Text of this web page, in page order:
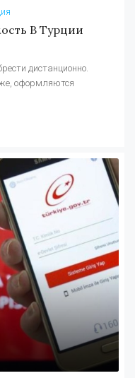
В Турции
дистанционно.
оформляются